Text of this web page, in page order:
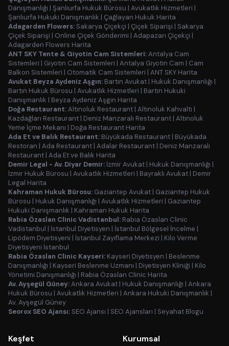
Danışmanlığı | Şanlıurfa Hukuk Bürosu | Avukatlık Hizmetleri |
Şanlıurfa Hukuki Danışmanlık | Çağlayan Hukuk Harita
Adagarden Flowers: Sakarya Çiçekçi | Çiçek Siparişi | Sakarya
Çiçek Siparişi | Online Çiçek Gönderimi | Adapazarı Çiçekçi |
Adagarden Flowers Harita
ANT SKY Tente & Giyotin Cam Sistemleri:Antalya Cam
Sistemleri | Giyotin Cam Sistemleri | Antalya Giyotin Cam | Cam
Balkon Sistemleri | Otomatik Cam Sistemleri | ANT SKY Harita
Avukat Beyza Aydeniz Aşgın: Bartın Avukat | Hukuk Danışmanlığı |
Bartın Hukuk Bürosu | Avukatlık Hizmetleri | Bartın Hukuki
Danışmanlık | Beyza Aydeniz Aşgın Harita
Doğa Restaurant:Altınoluk Restaurant | Altınoluk Kahvaltı |
Kazdağları Restaurant | Deniz Manzaralı Restaurant | Altınoluk
Yeme İçme Mekanı | Doğa Restaurant Harita
Ada Et ve Balık Restaurant: Büyükada Restaurant | Büyükada
Restoran | Ada Restaurant | Adalar Restaurant | Deniz Manzaralı
Restaurant | Ada Et ve Balık Harita
Demir Legal - Av. Diyar Demir: İzmir Avukat | Hukuk Danışmanlığı |
İzmir Hukuk Bürosu | Avukatlık Hizmetleri | Bayraklı Avukat | Demir
Legal Harita
Kahraman Hukuk Bürosu: Gaziantep Avukat | Gaziantep Hukuk
Bürosu | Hukuk Danışmanlığı | Avukatlık Hizmetleri | Gaziantep
Hukuki Danışmanlık | Kahraman Hukuk Harita
Rabia Özaslan Clinic Vadistanbul: Rabia Özaslan Clinic
Vadistanbul | İstanbul Diyetisyen | İstanbul Bölgesel İncelme |
Lipödem Diyetisyeni | İstanbul Zayıflama Merkezi | Kilo Verme
Diyetisyeni İstanbul
Rabia Özaslan Clinic Kayseri: Kayseri Diyetisyen | Beslenme
Danışmanlığı | Kayseri Beslenme Uzmanı | Diyetisyen Kliniği | Kilo
Yönetimi Danışmanlığı | Rabia Özaslan Clinic Harita
Av. Ayşegül Güney:Ankara Avukat | Hukuk Danışmanlığı | Ankara
Hukuk Bürosu | Avukatlık Hizmetleri | Ankara Hukuki Danışmanlık |
Av. Ayşegül Güney
Seorox SEO Ajansı: SEO Ajansı | SEO Ajansları | Seyahat Blogu
Keşfet Kurumsal